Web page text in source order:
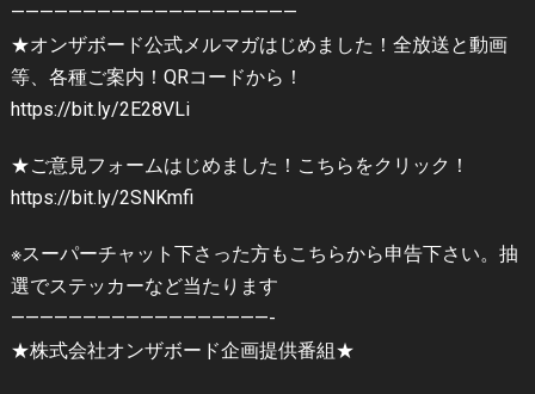
————————————————————
★オンザボード公式メルマガはじめました！全放送と動画
等、各種ご案内！QRコードから！
https://bit.ly/2E28VLi
★ご意見フォームはじめました！こちらをクリック！
https://bit.ly/2SNKmfi
※スーパーチャット下さった方もこちらから申告下さい。抽
選でステッカーなど当たります
——————————————————-
★株式会社オンザボード企画提供番組★